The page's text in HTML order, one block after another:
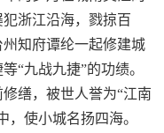
浙江沿海，戮掠百
知府谭纶一起修建城
“九战九捷”的功绩。
缮，被世人誉为“江南
，使小城名扬四海。